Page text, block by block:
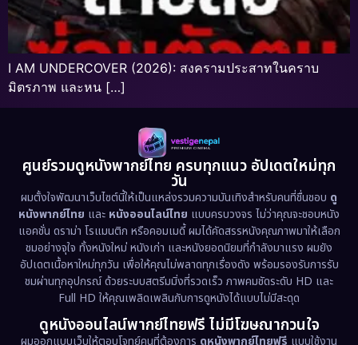
I AM UNDERCOVER (2026): สงครามประสาทในคราบ
มิตรภาพ และหน […]
ศูนย์รวมดูหนังพากย์ไทย ครบทุกแนว อัปเดตใหม่ทุก
วัน
ผมตั้งใจพัฒนาเว็บไซต์นี้ให้เป็นแหล่งรวมความบันเทิงสำหรับคนที่ชื่นชอบ ดู
หนังพากย์ไทย และ หนังออนไลน์ไทย แบบครบวงจร ไม่ว่าคุณจะชอบหนัง
แอคชั่น ดราม่า โรแมนติก หรือคอมเมดี้ ผมได้คัดสรรหนังคุณภาพมาให้เลือก
ชมอย่างจุใจ ทั้งหนังใหม่ หนังเก่า และหนังยอดนิยมที่กำลังมาแรง ผมยัง
อัปเดตเนื้อหาใหม่ทุกวัน เพื่อให้คุณไม่พลาดทุกเรื่องดัง พร้อมรองรับการรับ
ชมผ่านทุกอุปกรณ์ ด้วยระบบสตรีมมิ่งที่รวดเร็ว ภาพคมชัดระดับ HD และ
Full HD ให้คุณเพลิดเพลินกับการดูหนังได้แบบไม่มีสะดุด
ดูหนังออนไลน์พากย์ไทยฟรี ไม่มีโฆษณากวนใจ
ผมออกแบบเว็บให้ตอบโจทย์คนที่ต้องการ ดูหนังพากย์ไทยฟรี แบบใช้งาน